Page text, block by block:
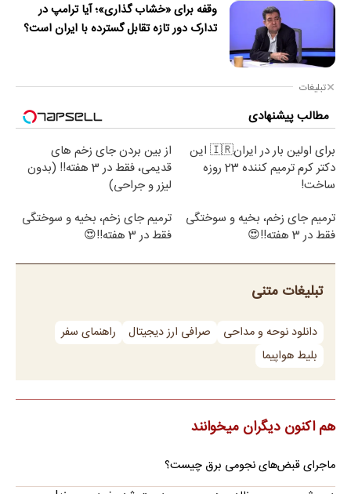
وقفه برای «خشاب گذاری»؛ آیا ترامپ در
تدارک دور تازه تقابل گسترده با ایران است؟
تبلیغات
مطالب پیشنهادی
برای اولین بار در ایران🇮🇷 این
دکتر کرم ترمیم کننده 23 روزه
ساخت!
از بین بردن جای زخم های
قدیمی، فقط در 3 هفته!! (بدون
لیزر و جراحی)
ترمیم جای زخم، بخیه و سوختگی
فقط در 3 هفته!!😍
ترمیم جای زخم، بخیه و سوختگی
فقط در 3 هفته!!😍
تبلیغات متنی
دانلود نوحه و مداحی صرافی ارز دیجیتال
راهنمای سفر
بلیط هواپیما
هم اکنون دیگران میخوانند
ماجرای قبض‌های نجومی برق چیست؟